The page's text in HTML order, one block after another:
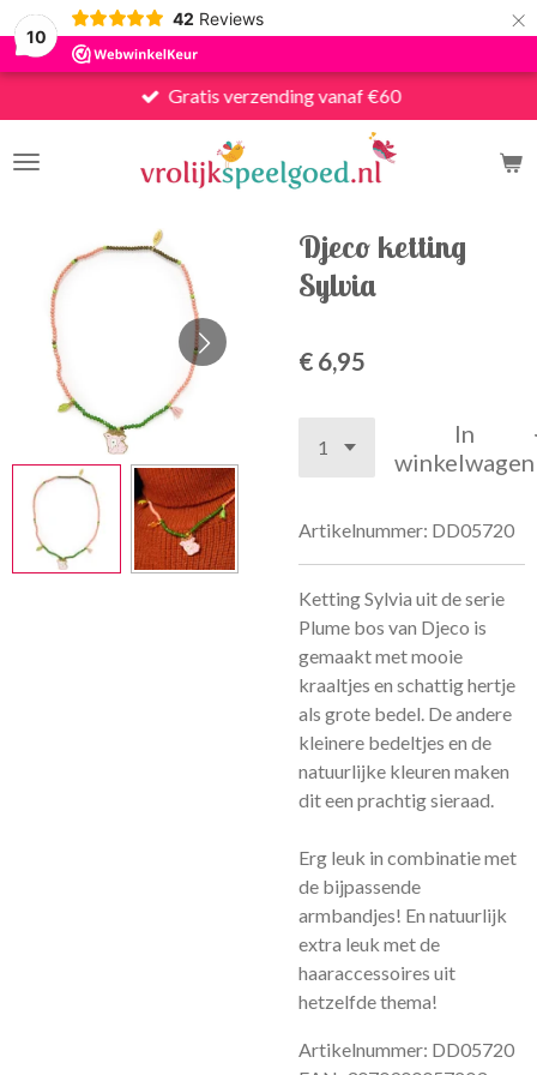
10
42 Reviews ×
Gratis verzending vanaf €60
Djeco ketting
Sylvia
€ 6,95
In
winkelwagen
Artikelnummer: DD05720
Ketting Sylvia uit de serie
Plume bos van Djeco is
gemaakt met mooie
kraaltjes en schattig hertje
als grote bedel. De andere
kleinere bedeltjes en de
natuurlijke kleuren maken
dit een prachtig sieraad.
Erg leuk in combinatie met
de bijpassende
armbandjes! En natuurlijk
extra leuk met de
haaraccessoires uit
hetzelfde thema!
Artikelnummer: DD05720